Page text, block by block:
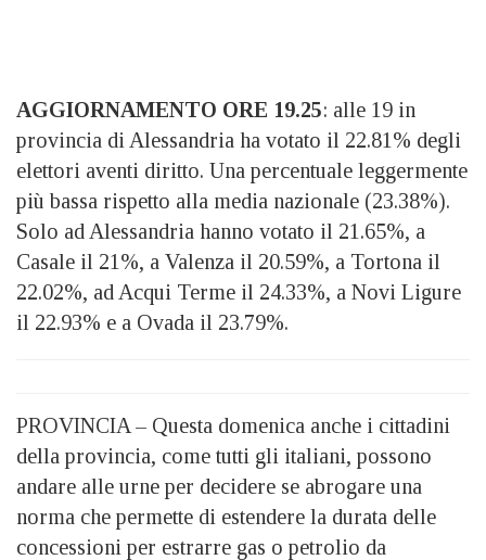
AGGIORNAMENTO ORE 19.25: alle 19 in
provincia di Alessandria ha votato il 22.81% degli
elettori aventi diritto. Una percentuale leggermente
più bassa rispetto alla media nazionale (23.38%).
Solo ad Alessandria hanno votato il 21.65%, a
Casale il 21%, a Valenza il 20.59%, a Tortona il
22.02%, ad Acqui Terme il 24.33%, a Novi Ligure
il 22.93% e a Ovada il 23.79%.
PROVINCIA – Questa domenica anche i cittadini
della provincia, come tutti gli italiani, possono
andare alle urne per decidere se abrogare una
norma che permette di estendere la durata delle
concessioni per estrarre gas o petrolio da